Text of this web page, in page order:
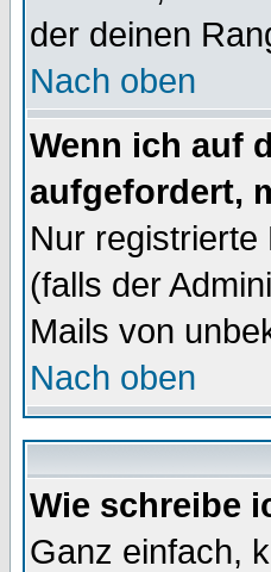
der deinen
Nach oben
Wenn ich auf
aufgefordert,
Nur
(falls der
Mails von
Nach oben
Wie schreibe
Ganz einfach,